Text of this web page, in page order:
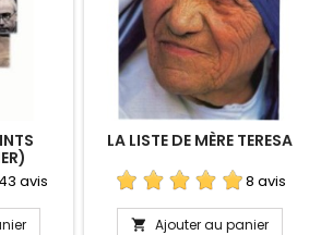
43 avis
LA LISTE DE MÈRE TERESA
8 avis
 Ajouter au panier